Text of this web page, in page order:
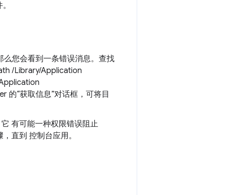
么您会看到一条错误消息。查找
/Library/Application
的“获取信息”对话框，可将目
有可能一种权限错误阻止
直到 控制台应用。